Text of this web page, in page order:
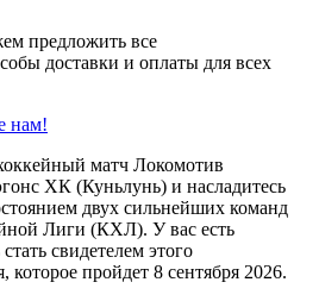
предложить все
доставки и оплаты для всех
нам!
матч Локомотив
ХК (Куньлунь) и насладитесь
двух сильнейших команд
Лиги (КХЛ). У вас есть
свидетелем этого
пройдет 8 сентября 2026.